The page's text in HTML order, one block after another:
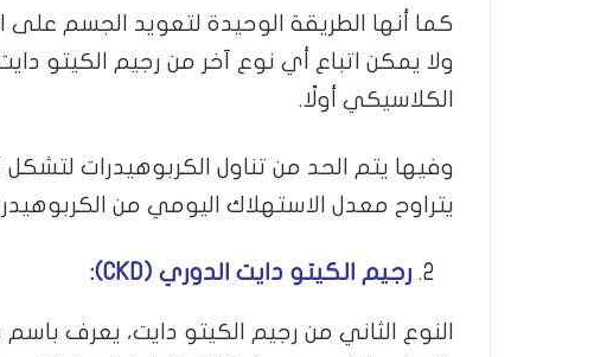
كما أنها الطريقة الوحيدة لتعويد الجسم على
ولا يمكن اتباع أي نوع آخر من رجيم الكيتو
الكلاسيكي أولًا.
يتراوح معدل الاستهلاك اليومي من الكربوهيدرات ما بين
رجيم الكيتو دايت الدوري (CKD)
:
النوع الثاني من رجيم الكيتو دايت، يعرف